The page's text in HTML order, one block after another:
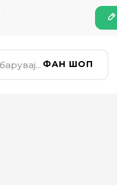
ФАН ШОП